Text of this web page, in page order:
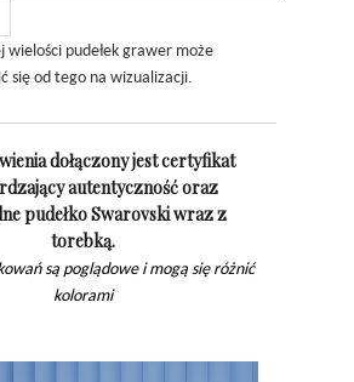
wielości pudełek grawer może
się od tego na wizualizacji.
dołączony jest certyfikat
autentyczność oraz
pudełko Swarovski wraz z
torebką.
są poglądowe i mogą się różnić
kolorami